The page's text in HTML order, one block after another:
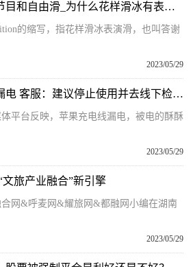
为什么花样滑冰有短节目和自由滑_为什么花样滑冰有表演赛 焦点精选
的缩写，指花样滑冰表演滑，也叫答谢
2023/05/29
苹果手机充电线被爆漏电 客服：建议停止使用并去线下检测-全球观热点
平台反映，苹果充电线漏电，被电的酥酥
2023/05/29
旅产业融合”新引擎
合网&呼麦网&耀旅网&都融网小编在湖南
2023/05/29